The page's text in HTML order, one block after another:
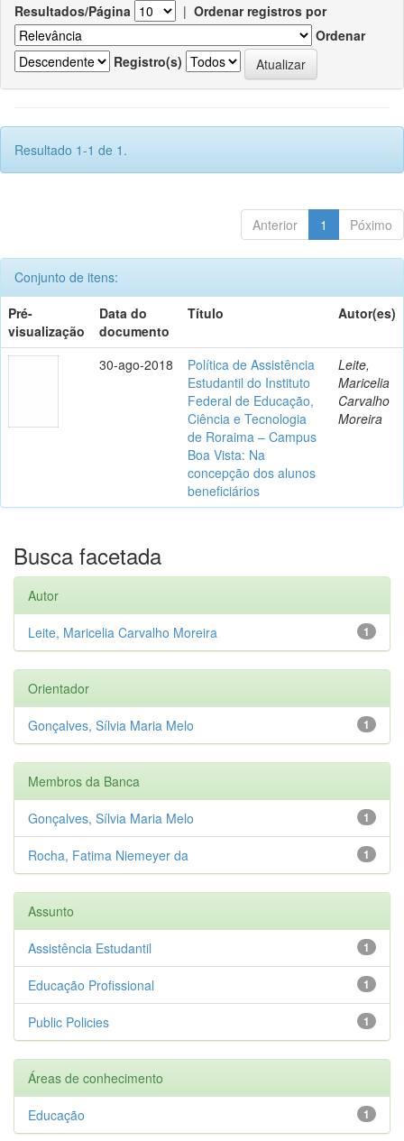
Resultados/Página | Ordenar registros por
Ordenar
Registro(s)
Resultado 1-1 de 1.
Anterior 1 Póximo
Conjunto de itens:
Pré-
visualização
Data do
documento
Título Autor(es)
30-ago-2018
Política de Assistência
Estudantil do Instituto
Federal de Educação,
Ciência e Tecnologia
de Roraima – Campus
Boa Vista: Na
concepção dos alunos
beneficiários
Leite,
Maricelia
Carvalho
Moreira
Busca facetada
Autor
1
Leite, Maricelia Carvalho Moreira
Orientador
1
Gonçalves, Sílvia Maria Melo
Membros da Banca
1
Gonçalves, Sílvia Maria Melo
1
Rocha, Fatima Niemeyer da
Assunto
1
Assistência Estudantil
1
Educação Profissional
1
Public Policies
Áreas de conhecimento
1
Educação